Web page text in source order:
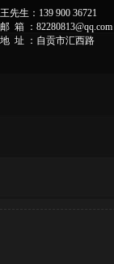
王先生：139 900 36721
邮 箱 ： 82280813@qq.com
地 址 ：自贡市汇西路